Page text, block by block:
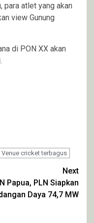
atlet yang akan
view Gunung
di PON XX akan
Venue cricket terbagus
Next
Papua, PLN Siapkan
Daya 74,7 MW